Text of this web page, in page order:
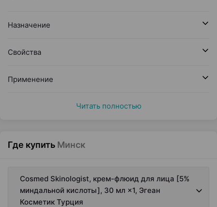
Назначение
Свойства
Применение
Читать полностью
Где купить Минск
Cosmed Skinologist, крем-флюид для лица [5%
миндальной кислоты], 30 мл ×1, Эгеан
Косметик Турция